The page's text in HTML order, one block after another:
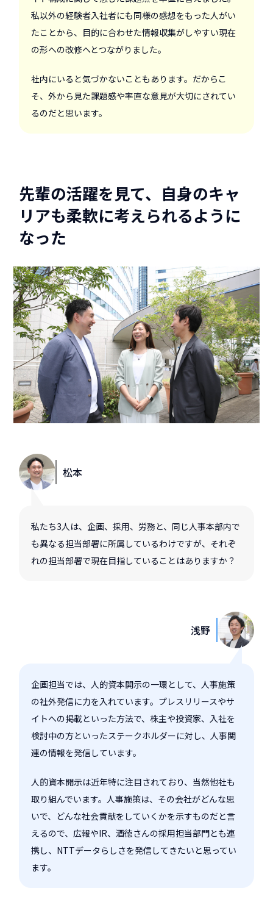
私以外の経験者入社者にも同様の感想をもった人がい
たことから、目的に合わせた情報収集がしやすい現在
の形への改修へとつながりました。
社内にいると気づかないこともあります。だからこ
そ、外から見た課題感や率直な意見が大切にされてい
るのだと思います。
先輩の活躍を見て、自身のキャ
リアも柔軟に考えられるように
なった
松本
私たち3人は、企画、採用、労務と、同じ人事本部内で
も異なる担当部署に所属しているわけですが、それぞ
れの担当部署で現在目指していることはありますか？
浅野
企画担当では、人的資本開示の一環として、人事施策
の社外発信に力を入れています。プレスリリースやサ
イトへの掲載といった方法で、株主や投資家、入社を
検討中の方といったステークホルダーに対し、人事関
連の情報を発信しています。
人的資本開示は近年特に注目されており、当然他社も
取り組んでいます。人事施策は、その会社がどんな思
いで、どんな社会貢献をしていくかを示すものだと言
えるので、広報やIR、酒徳さんの採用担当部門とも連
携し、NTTデータらしさを発信してきたいと思ってい
ます。